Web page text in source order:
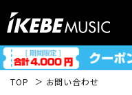
TOP お問い合わせ